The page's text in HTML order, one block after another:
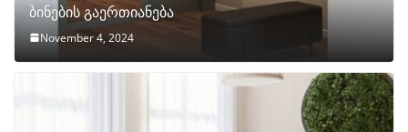
ბინების გაერთიანება
November 4, 2024